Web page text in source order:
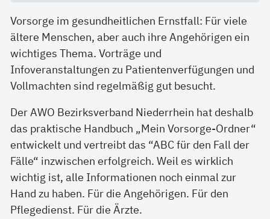
Vorsorge im gesundheitlichen Ernstfall: Für viele
ältere Menschen, aber auch ihre Angehörigen ein
wichtiges Thema. Vorträge und
Infoveranstaltungen zu Patientenverfügungen und
Vollmachten sind regelmäßig gut besucht.
Der AWO Bezirksverband Niederrhein hat deshalb
das praktische Handbuch „Mein Vorsorge-Ordner“
entwickelt und vertreibt das “ABC für den Fall der
Fälle“ inzwischen erfolgreich. Weil es wirklich
wichtig ist, alle Informationen noch einmal zur
Hand zu haben. Für die Angehörigen. Für den
Pflegedienst. Für die Ärzte.